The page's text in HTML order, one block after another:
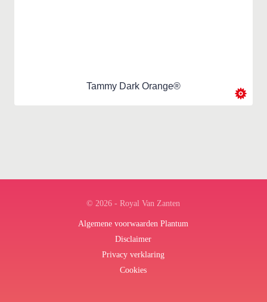
Tammy Dark Orange®
© 2026 - Royal Van Zanten
Algemene voorwaarden Plantum
Disclaimer
Privacy verklaring
Cookies